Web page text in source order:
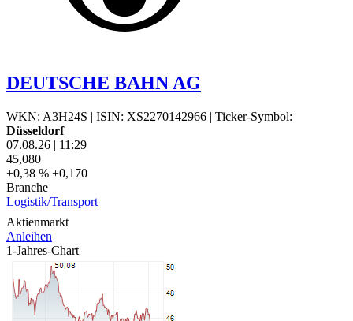
DEUTSCHE BAHN AG
WKN: A3H24S | ISIN: XS2270142966 | Ticker-Symbol:
Düsseldorf
07.08.26 | 11:29
45,080
+0,38 % +0,170
Branche
Logistik/Transport
Aktienmarkt
Anleihen
1-Jahres-Chart